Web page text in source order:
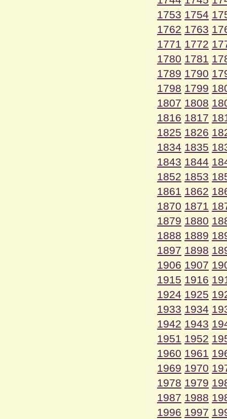
1753 1754
1762 1763
1771 1772
1780 1781
1789 1790
1798 1799
1807 1808
1816 1817
1825 1826
1834 1835
1843 1844
1852 1853
1861 1862
1870 1871
1879 1880
1888 1889
1897 1898
1906 1907
1915 1916
1924 1925
1933 1934
1942 1943
1951 1952
1960 1961
1969 1970
1978 1979
1987 1988
1996 1997